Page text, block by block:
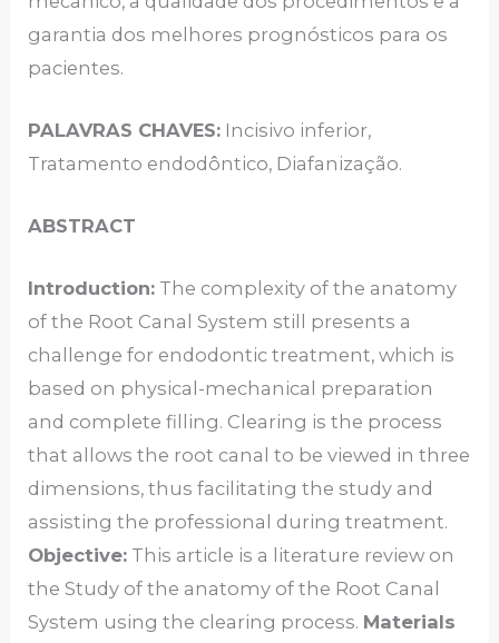
garantia dos melhores prognósticos para os
pacientes.
PALAVRAS CHAVES: Incisivo inferior,
Tratamento endodôntico, Diafanização.
ABSTRACT
Introduction: The complexity of the anatomy
of the Root Canal System still presents a
challenge for endodontic treatment, which is
based on physical-mechanical preparation
and complete filling. Clearing is the process
that allows the root canal to be viewed in three
dimensions, thus facilitating the study and
assisting the professional during treatment.
Objective: This article is a literature review on
the Study of the anatomy of the Root Canal
System using the clearing process. Materials